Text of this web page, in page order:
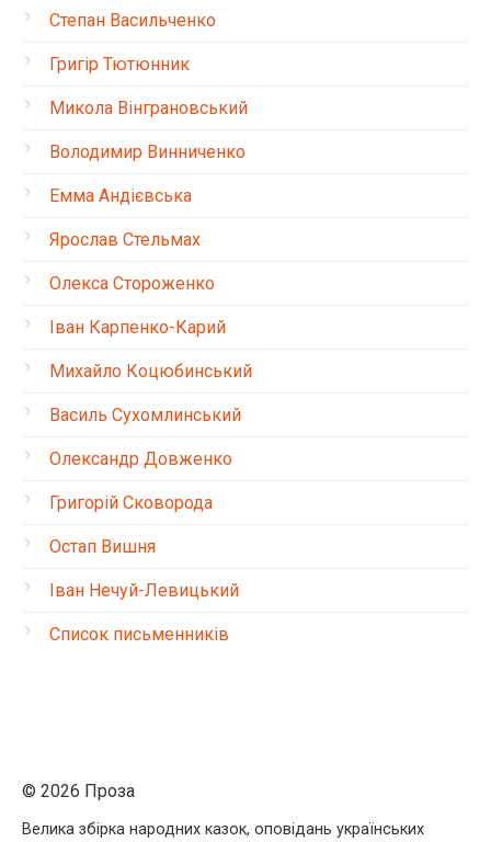
Степан Васильченко
Григір Тютюнник
Микола Вінграновський
Володимир Винниченко
Емма Андієвська
Ярослав Стельмах
Олекса Стороженко
Іван Карпенко-Карий
Михайло Коцюбинський
Василь Сухомлинський
Олександр Довженко
Григорій Сковорода
Остап Вишня
Іван Нечуй-Левицький
Список письменників
© 2026 Проза
Велика збірка народних казок, оповідань українських